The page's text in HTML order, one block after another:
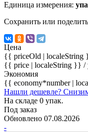
Единица измерения:
Сохранить или
Цена
{{ priceOld | localeString
{{ price | localeString }} /
Экономия
{{ economy*number |
Нашли дешевле?
На складе 0 упак.
Под заказ
Обновлено 07.08.2026
-